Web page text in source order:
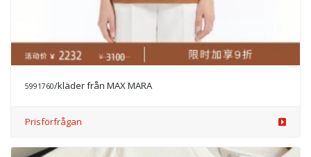
5991760/kläder från MAX MARA
Prisförfrågan